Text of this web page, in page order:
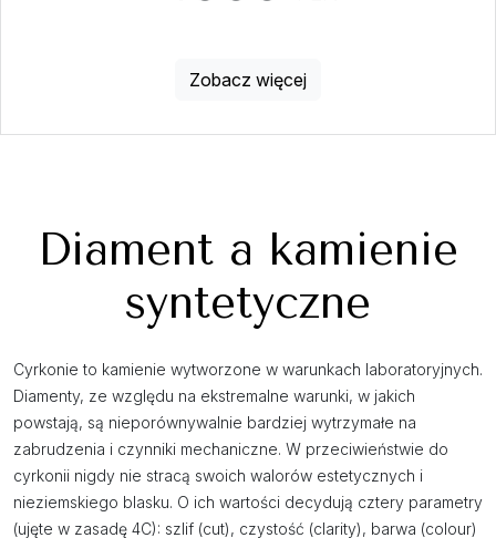
Zobacz więcej
Diament a kamienie
syntetyczne
Cyrkonie to kamienie wytworzone w warunkach laboratoryjnych.
Diamenty, ze względu na ekstremalne warunki, w jakich
powstają, są nieporównywalnie bardziej wytrzymałe na
zabrudzenia i czynniki mechaniczne. W przeciwieństwie do
cyrkonii nigdy nie stracą swoich walorów estetycznych i
nieziemskiego blasku. O ich wartości decydują cztery parametry
(ujęte w zasadę 4C): szlif (cut), czystość (clarity), barwa (colour)